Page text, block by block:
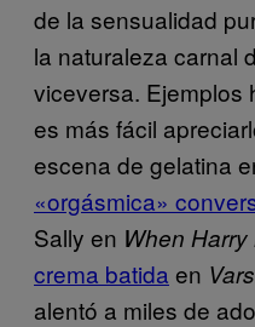
de la sensualidad
la naturaleza carnal
viceversa. Ejemplos
es más fácil
escena de gelatina
«orgásmica»
Sally en When
crema batida en
alentó a miles de